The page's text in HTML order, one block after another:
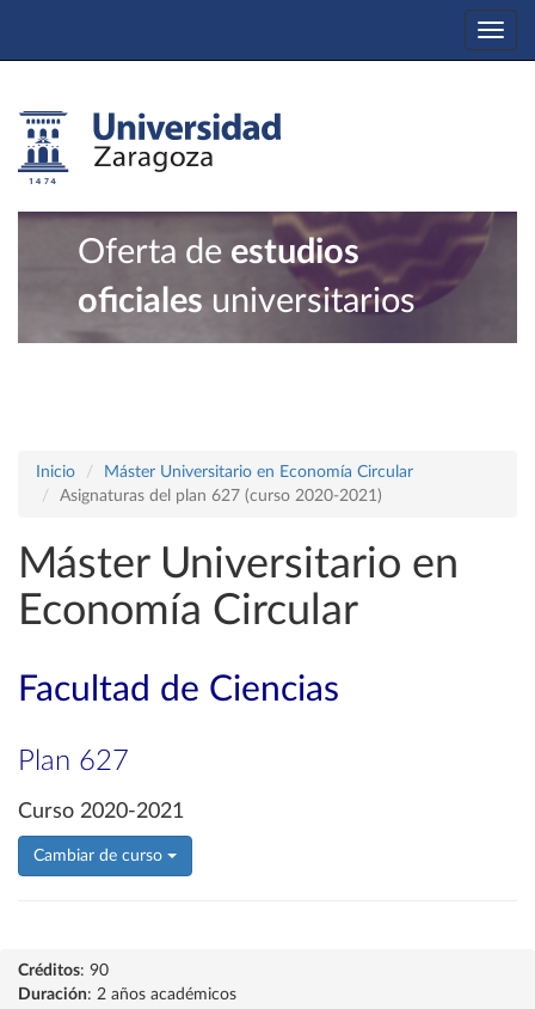
Oferta de estudios
oficiales universitarios
Inicio
Máster Universitario en Economía Circular
Asignaturas del plan 627 (curso 2020-2021)
Máster Universitario en
Economía Circular
Facultad de Ciencias
Plan 627
Curso 2020-2021
Cambiar de curso
Créditos: 90
Duración: 2 años académicos